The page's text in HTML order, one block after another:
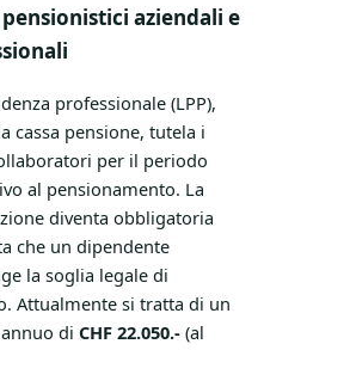
aziendali e
professionale (LPP),
cassa pensione, tutela i
per il periodo
al pensionamento. La
diventa obbligatoria
che un dipendente
la soglia legale di
Attualmente si tratta di un
di CHF 22.050.- (al